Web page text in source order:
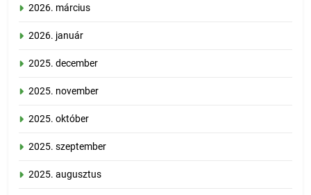
2026. március
2026. január
2025. december
2025. november
2025. október
2025. szeptember
2025. augusztus